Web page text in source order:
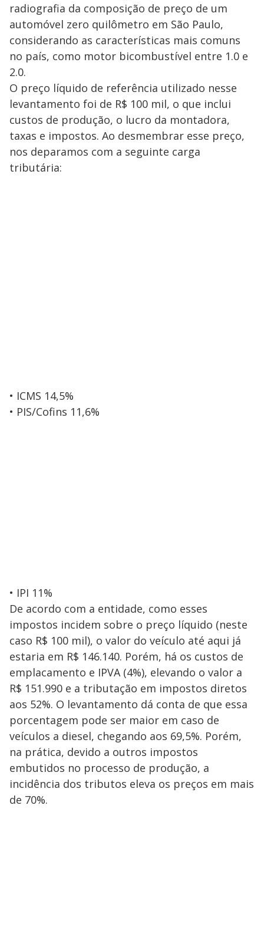
radiografia da composição de preço de um
automóvel zero quilômetro em São Paulo,
considerando as características mais comuns
no país, como motor bicombustível entre 1.0 e
2.0.
O preço líquido de referência utilizado nesse
levantamento foi de R$ 100 mil, o que inclui
custos de produção, o lucro da montadora,
taxas e impostos. Ao desmembrar esse preço,
nos deparamos com a seguinte carga
tributária:
• ICMS 14,5%
• PIS/Cofins 11,6%
• IPI 11%
De acordo com a entidade, como esses
impostos incidem sobre o preço líquido (neste
caso R$ 100 mil), o valor do veículo até aqui já
estaria em R$ 146.140. Porém, há os custos de
emplacamento e IPVA (4%), elevando o valor a
R$ 151.990 e a tributação em impostos diretos
aos 52%. O levantamento dá conta de que essa
porcentagem pode ser maior em caso de
veículos a diesel, chegando aos 69,5%. Porém,
na prática, devido a outros impostos
embutidos no processo de produção, a
incidência dos tributos eleva os preços em mais
de 70%.